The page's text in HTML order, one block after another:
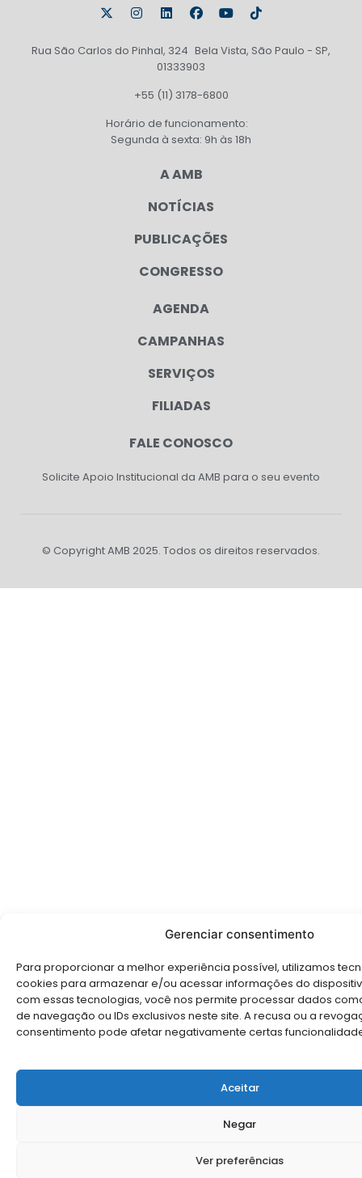
Gerenciar consentimento
Para proporcionar a melhor experiência possível, utilizamos
cookies para armazenar e/ou acessar informações do
com essas tecnologias, você nos permite processar dados
de navegação ou IDs exclusivos neste site. A recusa ou a
consentimento pode afetar negativamente certas
Aceitar
Negar
Ver preferências
Rua São Carlos do Pinhal, 324 Bela Vista, São Paulo - SP,
01333903
+55 (11) 3178-6800
Horário de funcionamento:
Segunda à sexta: 9h às 18h
A AMB
NOTÍCIAS
PUBLICAÇÕES
CONGRESSO
AGENDA
CAMPANHAS
SERVIÇOS
FILIADAS
FALE CONOSCO
Solicite Apoio Institucional da AMB para o seu evento
© Copyright AMB 2025. Todos os direitos reservados.